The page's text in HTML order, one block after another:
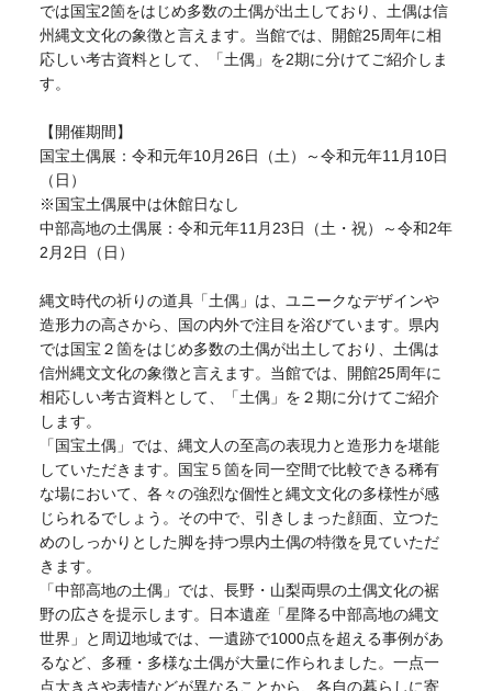
では国宝2箇をはじめ多数の土偶が出土しており、土偶は信
州縄文文化の象徴と言えます。当館では、開館25周年に相
応しい考古資料として、「土偶」を2期に分けてご紹介しま
す。
【開催期間】
国宝土偶展：令和元年10月26日（土）～令和元年11月10日
（日）
※国宝土偶展中は休館日なし
中部高地の土偶展：令和元年11月23日（土・祝）～令和2年
2月2日（日）
縄文時代の祈りの道具「土偶」は、ユニークなデザインや
造形力の高さから、国の内外で注目を浴びています。県内
では国宝２箇をはじめ多数の土偶が出土しており、土偶は
信州縄文文化の象徴と言えます。当館では、開館25周年に
相応しい考古資料として、「土偶」を２期に分けてご紹介
します。
「国宝土偶」では、縄文人の至高の表現力と造形力を堪能
していただきます。国宝５箇を同一空間で比較できる稀有
な場において、各々の強烈な個性と縄文文化の多様性が感
じられるでしょう。その中で、引きしまった顔面、立つた
めのしっかりとした脚を持つ県内土偶の特徴を見ていただ
きます。
「中部高地の土偶」では、長野・山梨両県の土偶文化の裾
野の広さを提示します。日本遺産「星降る中部高地の縄文
世界」と周辺地域では、一遺跡で1000点を超える事例があ
るなど、多種・多様な土偶が大量に作られました。一点一
点大きさや表情などが異なることから、各自の暮らしに寄